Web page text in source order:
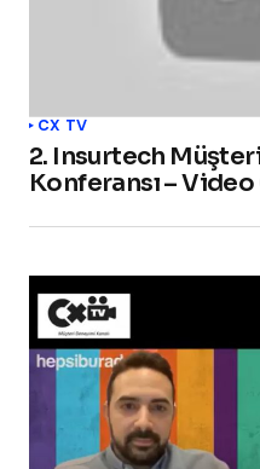
CX TV
2. Insurtech
Konferansı –